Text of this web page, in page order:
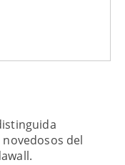
del